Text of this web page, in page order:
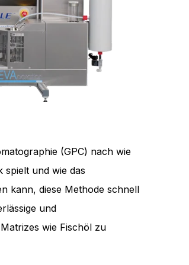
(GPC) nach wie
spielt und wie das
kann, diese Methode schnell
und
wie Fischöl zu